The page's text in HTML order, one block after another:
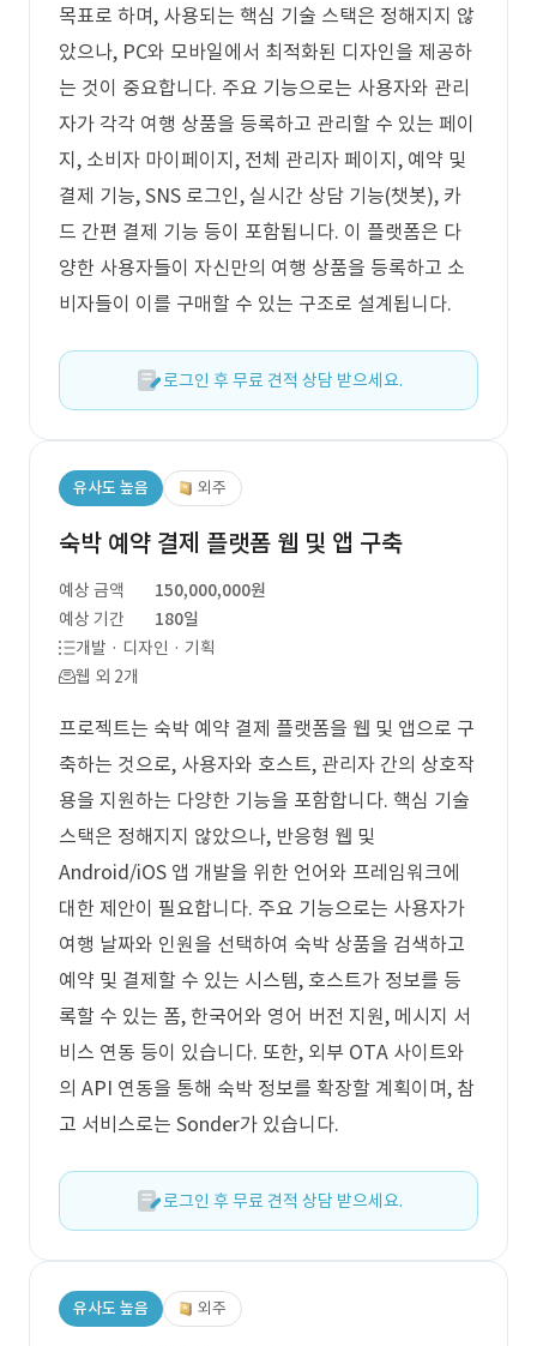
목표로 하며, 사용되는 핵심 기술 스택은 정해지지 않
았으나, PC와 모바일에서 최적화된 디자인을 제공하
는 것이 중요합니다. 주요 기능으로는 사용자와 관리
자가 각각 여행 상품을 등록하고 관리할 수 있는 페이
지, 소비자 마이페이지, 전체 관리자 페이지, 예약 및
결제 기능, SNS 로그인, 실시간 상담 기능(챗봇), 카
드 간편 결제 기능 등이 포함됩니다. 이 플랫폼은 다
양한 사용자들이 자신만의 여행 상품을 등록하고 소
비자들이 이를 구매할 수 있는 구조로 설계됩니다.
로그인 후 무료 견적 상담 받으세요.
유사도 높음 외주
숙박 예약 결제 플랫폼 웹 및 앱 구축
예상 금액
150,000,000원
예상 기간
180일
개발 · 디자인 · 기획
웹 외 2개
프로젝트는 숙박 예약 결제 플랫폼을 웹 및 앱으로 구
축하는 것으로, 사용자와 호스트, 관리자 간의 상호작
용을 지원하는 다양한 기능을 포함합니다. 핵심 기술
스택은 정해지지 않았으나, 반응형 웹 및
Android/iOS 앱 개발을 위한 언어와 프레임워크에
대한 제안이 필요합니다. 주요 기능으로는 사용자가
여행 날짜와 인원을 선택하여 숙박 상품을 검색하고
예약 및 결제할 수 있는 시스템, 호스트가 정보를 등
록할 수 있는 폼, 한국어와 영어 버전 지원, 메시지 서
비스 연동 등이 있습니다. 또한, 외부 OTA 사이트와
의 API 연동을 통해 숙박 정보를 확장할 계획이며, 참
고 서비스로는 Sonder가 있습니다.
로그인 후 무료 견적 상담 받으세요.
유사도 높음 외주